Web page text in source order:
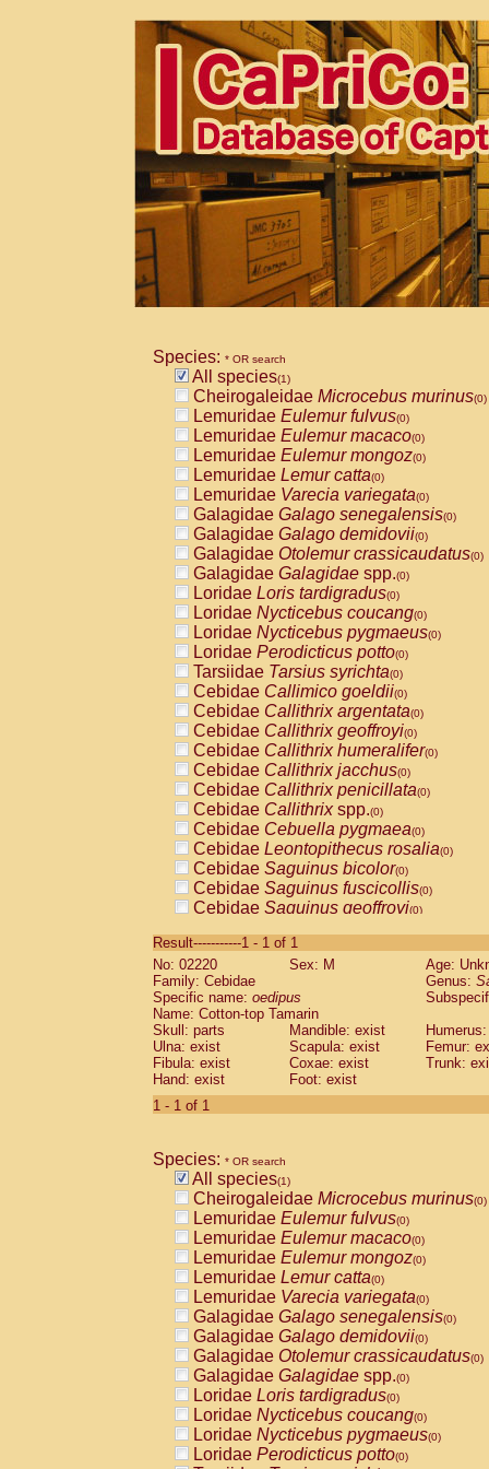
Species: * OR search
All species(1)
Cheirogaleidae Microcebus murinus(0)
Lemuridae Eulemur fulvus(0)
Lemuridae Eulemur macaco(0)
Lemuridae Eulemur mongoz(0)
Lemuridae Lemur catta(0)
Lemuridae Varecia variegata(0)
Galagidae Galago senegalensis(0)
Galagidae Galago demidovii(0)
Galagidae Otolemur crassicaudatus(0)
Galagidae Galagidae spp.(0)
Loridae Loris tardigradus(0)
Loridae Nycticebus coucang(0)
Loridae Nycticebus pygmaeus(0)
Loridae Perodicticus potto(0)
Tarsiidae Tarsius syrichta(0)
Cebidae Callimico goeldii(0)
Cebidae Callithrix argentata(0)
Cebidae Callithrix geoffroyi(0)
Cebidae Callithrix humeralifer(0)
Cebidae Callithrix jacchus(0)
Cebidae Callithrix penicillata(0)
Cebidae Callithrixspp.(0)
Cebidae Cebuella pygmaea(0)
Cebidae Leontopithecus rosalia(0)
Cebidae Saguinus bicolor(0)
Cebidae Saguinus fuscicollis(0)
Cebidae Saguinus geoffroyi(0)
CebidaeSaguinus labiatus(0)
Cebidae Saguinus leucopus (0)
Cebidae
CebidaeSaguinus mystax
Cebidae Saguinus nigricollis (0)
Cebidae Saguinus oedipus
Cebidae Saguinus weddelli
Cebidae Saguinusspp.
Cebidae
CebidaeCebus capucinus
CebidaeCebus nigrivittatus
CebidaeCebus spp.(0)
CebidaeSaimiri boliviensis(0)
CebidaeSaimiri sciureus(0)
AtelidaeAlouatta caraya(0)
AtelidaeAlouatta fusca(0)
AtelidaeAlouatta seniculus(0)
AtelidaeAlouattaspp.(0)
AtelidaeAteles belzebuth(0)
AtelidaeAteles geoffroyi(0)
AtelidaeAteles paniscus(0)
AtelidaeAtelesspp.(0)
AtelidaeLagothrix lagothricha(0)
AtelidaeLagothrix lagothricha cana
PitheciidaeCacajao calvus
Result-----------1 - 1 of 1
No: 02220
Sex: M
Age:
Family: Cebidae
Genus:
Specific name: oedipus
Name: Cotton-top Tamarin
Skull: parts
Mandible: exist
Ulna: exist
Scapula: exist
Femur:
Fibula: exist
Coxae: exist
Trunk:
Hand: exist
Foot: exist
1 - 1 of 1
Species: * OR search
All species(1)
Cheirogaleidae Microcebus murinus(0)
Lemuridae Eulemur fulvus(0)
Lemuridae Eulemur macaco(0)
Lemuridae Eulemur mongoz(0)
Lemuridae Lemur catta(0)
Lemuridae Varecia variegata(0)
Galagidae Galago senegalensis(0)
Galagidae Galago demidovii(0)
Galagidae Otolemur crassicaudatus(0)
Galagidae Galagidae spp.(0)
Loridae Loris tardigradus(0)
Loridae Nycticebus coucang(0)
Loridae Nycticebus pygmaeus(0)
Loridae Perodicticus potto(0)